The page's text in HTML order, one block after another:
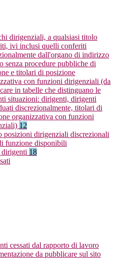
dirigenziali, a qualsiasi titolo
ivi inclusi quelli conferiti
dall'organo di indirizzo
senza procedure pubbliche di
e titolari di posizione
con funzioni dirigenziali (da
in tabelle che distinguano le
situazioni: dirigenti, dirigenti
discrezionalmente, titolari di
organizzativa con funzioni
12
posizioni dirigenziali discrezionali
funzione disponibili
18
cessati dal rapporto di lavoro
da pubblicare sul sito